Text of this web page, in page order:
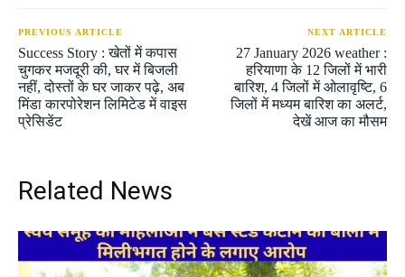
PREVIOUS ARTICLE
Success Story : खेतों में कपास
चुगकर मजदूरी की, घर में बिजली
नहीं, दोस्तों के घर जाकर पढ़े, अब
मिंडा कारपोरेशन लिमिटेड में वाइस
प्रेसिडेंट
NEXT ARTICLE
27 January 2026 weather :
हरियाणा के 12 जिलों में भारी
बारिश, 4 जिलों में ओलावृष्टि, 6
जिलों में मध्यम बारिश का अलर्ट,
देखें आज का मौसम
Related News